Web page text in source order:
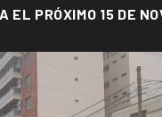
PRÓXIMO 15 DE